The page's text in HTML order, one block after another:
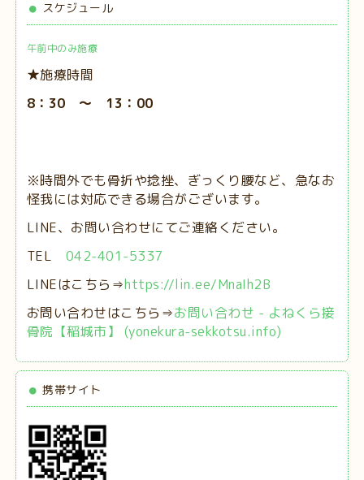
スケジュール
午前中のみ施療
★施療時間
8：30 ～ 13：00
※時間外でも骨折や捻挫、ぎっくり腰など、急なお
怪我には対応できる場合がございます。
LINE、お問い合わせにてご連絡ください。
TEL 042-401-5337
LINEはこちら⇒https://lin.ee/MnaIh2B
お問い合わせはこちら⇒お問い合わせ - よねくら接
骨院【稲城市】 (yonekura-sekkotsu.info)
携帯サイト